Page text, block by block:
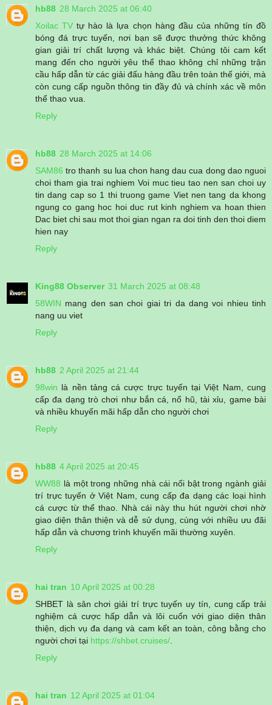
hb88 28 March 2025 at 06:40
Xoilac TV tự hào là lựa chọn hàng đầu của những tín đồ
bóng đá trực tuyến, nơi bạn sẽ được thưởng thức không
gian giải trí chất lượng và khác biệt. Chúng tôi cam kết
mang đến cho người yêu thể thao không chỉ những trận
cầu hấp dẫn từ các giải đấu hàng đầu trên toàn thế giới, mà
còn cung cấp nguồn thông tin đầy đủ và chính xác về môn
thể thao vua.
Reply
hb88 28 March 2025 at 14:06
SAM86 tro thanh su lua chon hang dau cua dong dao nguoi
choi tham gia trai nghiem Voi muc tieu tao nen san choi uy
tin dang cap so 1 thi truong game Viet nen tang da khong
ngung co gang hoc hoi duc rut kinh nghiem va hoan thien
Dac biet chi sau mot thoi gian ngan ra doi tinh den thoi diem
hien nay
Reply
King88 Observer 31 March 2025 at 08:48
58WIN mang den san choi giai tri da dang voi nhieu tinh
nang uu viet
Reply
hb88 2 April 2025 at 21:44
98win là nền tảng cá cược trực tuyến tại Việt Nam, cung
cấp đa dạng trò chơi như bắn cá, nổ hũ, tài xỉu, game bài
và nhiều khuyến mãi hấp dẫn cho người chơi
Reply
hb88 4 April 2025 at 20:45
WW88 là một trong những nhà cái nổi bật trong ngành giải
trí trực tuyến ở Việt Nam, cung cấp đa dạng các loại hình
cá cược từ thể thao. Nhà cái này thu hút người chơi nhờ
giao diện thân thiện và dễ sử dụng, cùng với nhiều ưu đãi
hấp dẫn và chương trình khuyến mãi thường xuyên.
Reply
hai tran 10 April 2025 at 00:28
SHBET là sân chơi giải trí trực tuyến uy tín, cung cấp trải
nghiệm cá cược hấp dẫn và lôi cuốn với giao diện thân
thiện, dịch vụ đa dạng và cam kết an toàn, công bằng cho
người chơi tại https://shbet.cruises/.
Reply
hai tran 12 April 2025 at 01:04